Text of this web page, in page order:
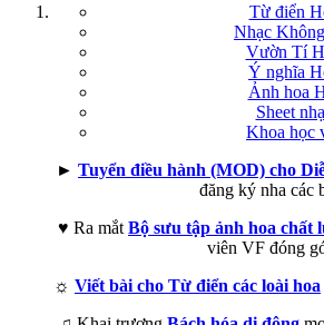
Từ điển
Nhạc
Vườn Tí
Ý nghĩa
Ảnh hoa
Sheet
Khoa học
► Tuyển điều hành (MOD) cho
đăng ký nha các
♥ Ra mắt Bộ sưu tập ảnh hoa chất
viên VF đóng
☼ Viết bài cho Từ điển các loài hoa